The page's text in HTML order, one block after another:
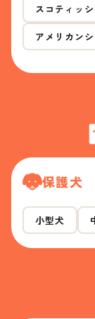
スコティッ
アメリカン
保護犬
小型犬